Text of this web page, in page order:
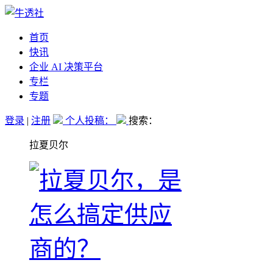
首页
快讯
企业 AI 决策平台
专栏
专题
登录 | 注册 个人投稿： 搜索：
拉夏贝尔